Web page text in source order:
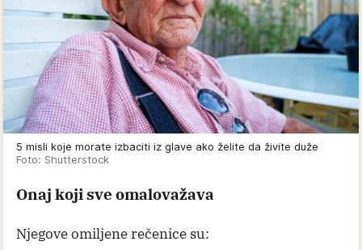
5 misli koje morate izbaciti iz glave ako želite da živite duže
Foto: Shutterstock
Onaj koji sve omalovažava
Njegove omiljene rečenice su: